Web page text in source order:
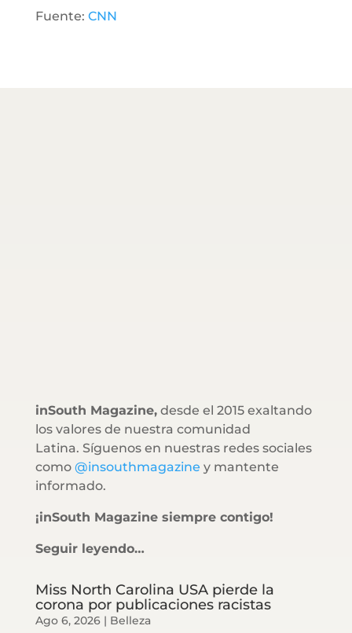
Fuente: CNN
inSouth Magazine,desde el 2015 exaltando
los valores de nuestra comunidad
Latina. Síguenos en nuestras redes sociales
como @insouthmagazine y mantente
informado.
¡inSouth Magazine siempre contigo!
Seguir leyendo…
Miss North Carolina USA pierde la
corona por publicaciones racistas
Ago 6, 2026| Belleza